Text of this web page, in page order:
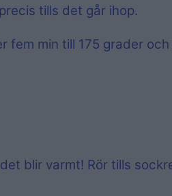
tills det går ihop.
min till 175 grader
blir varmt! Rör tills